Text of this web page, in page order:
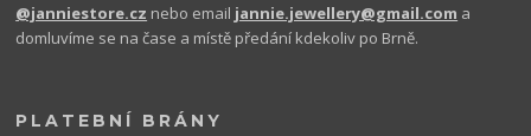
@janniestore.cz nebo email jannie.jewellery@gmail.com a
domluvíme se na čase a místě předání kdekoliv po Brně.
PLATEBNÍ BRÁNY